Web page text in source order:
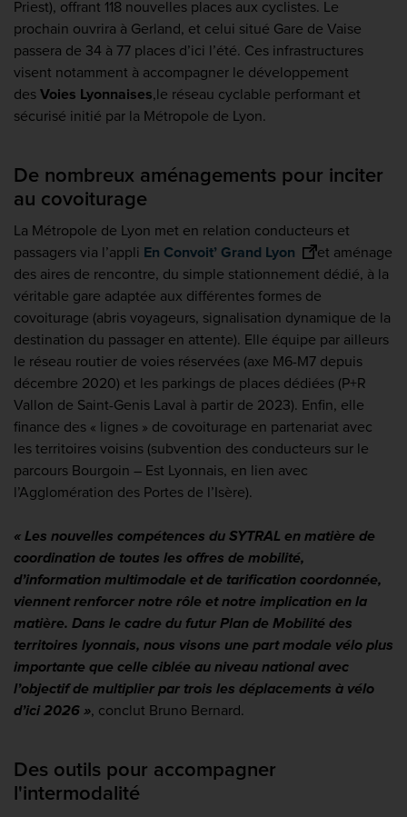
Priest), offrant 118 nouvelles places aux cyclistes. Le
prochain ouvrira à Gerland, et celui situé Gare de Vaise
passera de 34 à 77 places d’ici l’été. Ces infrastructures
visent notamment à accompagner le développement
des Voies Lyonnaises,le réseau cyclable performant et
sécurisé initié par la Métropole de Lyon.
De nombreux aménagements pour inciter
au covoiturage
La Métropole de Lyon met en relation conducteurs et
passagers via l’appli En Convoit’ Grand Lyon
et aménage
des aires de rencontre, du simple stationnement dédié, à la
véritable gare adaptée aux différentes formes de
covoiturage (abris voyageurs, signalisation dynamique de la
destination du passager en attente). Elle équipe par ailleurs
le réseau routier de voies réservées (axe M6-M7 depuis
décembre 2020) et les parkings de places dédiées (P+R
Vallon de Saint-Genis Laval à partir de 2023). Enfin, elle
finance des « lignes » de covoiturage en partenariat avec
les territoires voisins (subvention des conducteurs sur le
parcours Bourgoin – Est Lyonnais, en lien avec
l’Agglomération des Portes de l’Isère).
« Les nouvelles compétences du SYTRAL en matière de
coordination de toutes les offres de mobilité,
d’information multimodale et de tarification coordonnée,
viennent renforcer notre rôle et notre implication en la
matière. Dans le cadre du futur Plan de Mobilité des
territoires lyonnais, nous visons une part modale vélo plus
importante que celle ciblée au niveau national avec
l’objectif de multiplier par trois les déplacements à vélo
d’ici 2026 », conclut Bruno Bernard.
Des outils pour accompagner
l'intermodalité